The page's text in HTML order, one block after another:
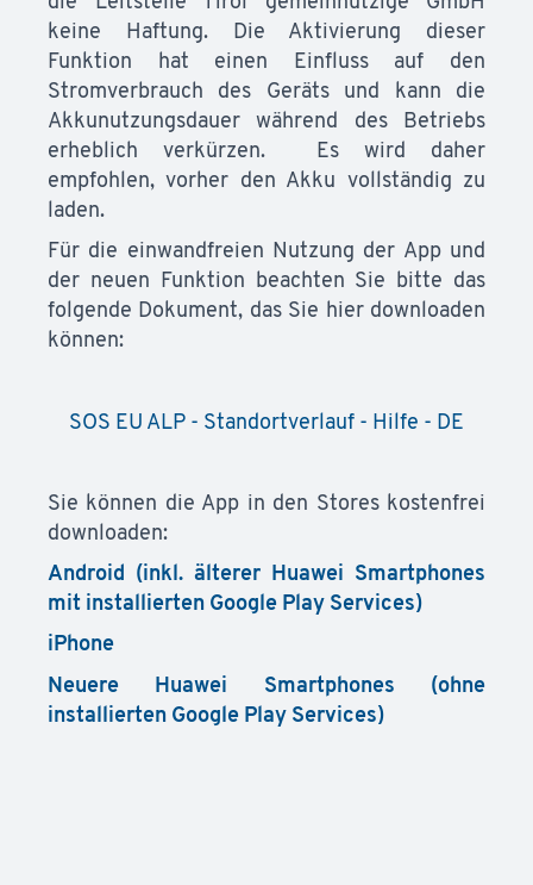
keine Haftung. Die Aktivierung dieser
Funktion hat einen Einfluss auf den
Stromverbrauch des Geräts und kann die
Akkunutzungsdauer während des Betriebs
erheblich verkürzen. Es wird daher
empfohlen, vorher den Akku vollständig zu
laden.
Für die einwandfreien Nutzung der App und
der neuen Funktion beachten Sie bitte das
folgende Dokument, das Sie hier downloaden
können:
SOS EU ALP - Standortverlauf - Hilfe - DE
Sie können die App in den Stores kostenfrei
downloaden:
Android (inkl. älterer Huawei Smartphones
mit installierten Google Play Services)
iPhone
Neuere Huawei Smartphones (ohne
installierten Google Play Services)